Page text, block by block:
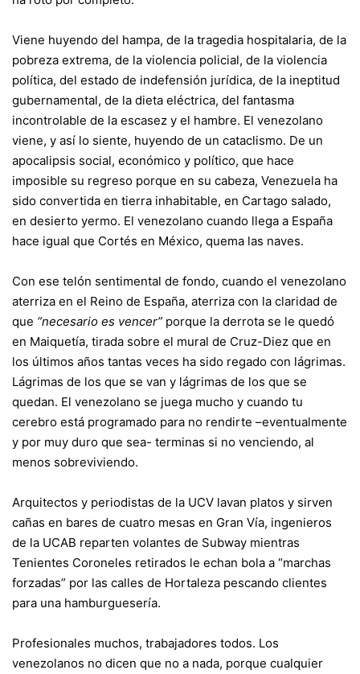
Viene huyendo del hampa, de la tragedia hospitalaria, de la
pobreza extrema, de la violencia policial, de la violencia
política, del estado de indefensión jurídica, de la ineptitud
gubernamental, de la dieta eléctrica, del fantasma
incontrolable de la escasez y el hambre. El venezolano
viene, y así lo siente, huyendo de un cataclismo. De un
apocalipsis social, económico y político, que hace
imposible su regreso porque en su cabeza, Venezuela ha
sido convertida en tierra inhabitable, en Cartago salado,
en desierto yermo. El venezolano cuando llega a España
hace igual que Cortés en México, quema las naves.
Con ese telón sentimental de fondo, cuando el venezolano
aterriza en el Reino de España, aterriza con la claridad de
que “necesario es vencer” porque la derrota se le quedó
en Maiquetía, tirada sobre el mural de Cruz-Diez que en
los últimos años tantas veces ha sido regado con lágrimas.
Lágrimas de los que se van y lágrimas de los que se
quedan. El venezolano se juega mucho y cuando tu
cerebro está programado para no rendirte –eventualmente
y por muy duro que sea- terminas si no venciendo, al
menos sobreviviendo.
Arquitectos y periodistas de la UCV lavan platos y sirven
cañas en bares de cuatro mesas en Gran Vía, ingenieros
de la UCAB reparten volantes de Subway mientras
Tenientes Coroneles retirados le echan bola a “marchas
forzadas” por las calles de Hortaleza pescando clientes
para una hamburguesería.
Profesionales muchos, trabajadores todos. Los
venezolanos no dicen que no a nada, porque cualquier